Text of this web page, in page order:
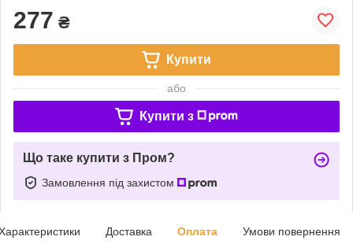
277 ₴
Купити
або
Купити з
Що таке купити з Пром?
Замовлення під захистом
Доставка Оплата Умови повернення